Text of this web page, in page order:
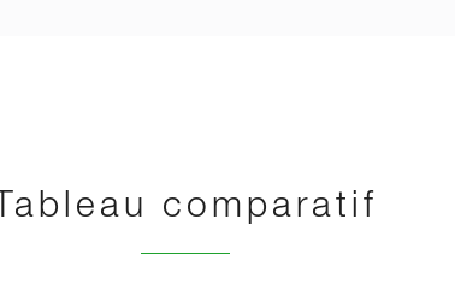
Tableau comparatif